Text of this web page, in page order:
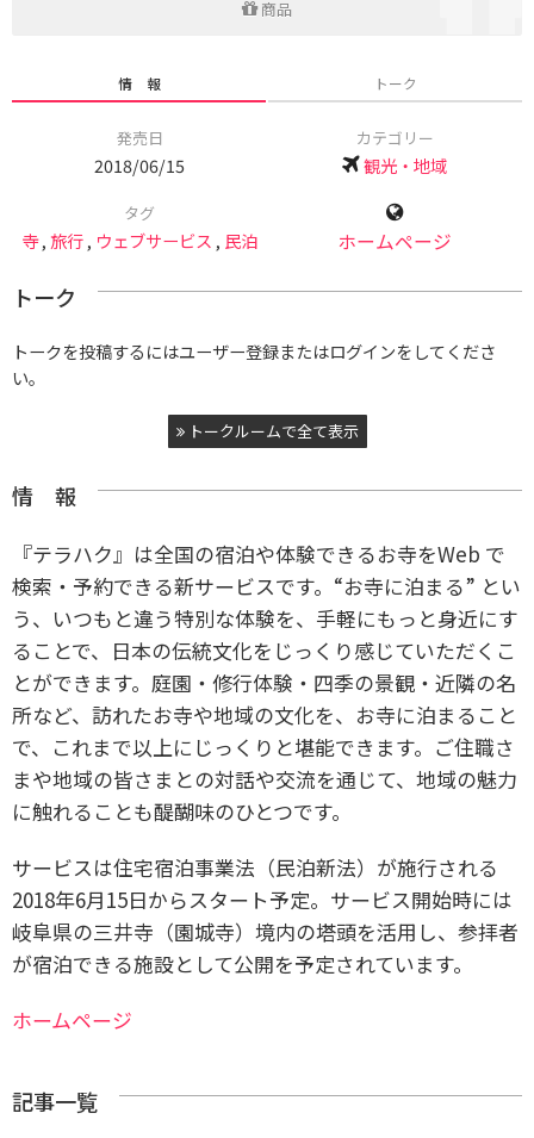
商品
情 報 トーク
発売日
2018/06/15
カテゴリー
観光・地域
タグ
寺,旅行, ウェブサービス , 民泊 ホームページ
トーク
トークを投稿するにはユーザー登録またはログインをしてくださ
い。
トークルームで全て表示
情 報
『テラハク』は全国の宿泊や体験できるお寺をWeb で
検索・予約できる新サービスです。“お寺に泊まる” とい
う、いつもと違う特別な体験を、手軽にもっと身近にす
ることで、日本の伝統文化をじっくり感じていただくこ
とができます。庭園・修行体験・四季の景観・近隣の名
所など、訪れたお寺や地域の文化を、お寺に泊まること
で、これまで以上にじっくりと堪能できます。ご住職さ
まや地域の皆さまとの対話や交流を通じて、地域の魅力
に触れることも醍醐味のひとつです。
サービスは住宅宿泊事業法（民泊新法）が施行される
2018年6月15日からスタート予定。サービス開始時には
岐阜県の三井寺（園城寺）境内の塔頭を活用し、参拝者
が宿泊できる施設として公開を予定されています。
ホームページ
記事一覧